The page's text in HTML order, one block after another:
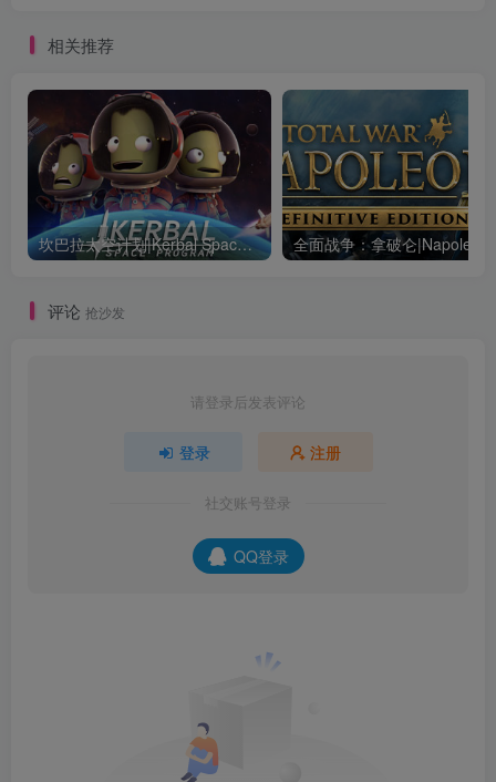
相关推荐
坎巴拉太空计划|Kerbal Space Program|1.12.5.3190|整合全DLC
评论 抢沙发
请登录后发表评论
登录 注册
社交账号登录
QQ登录